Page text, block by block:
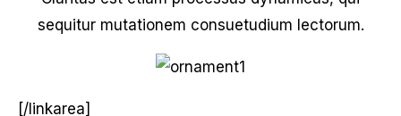
sequitur mutationem consuetudium lectorum.
[/linkarea]